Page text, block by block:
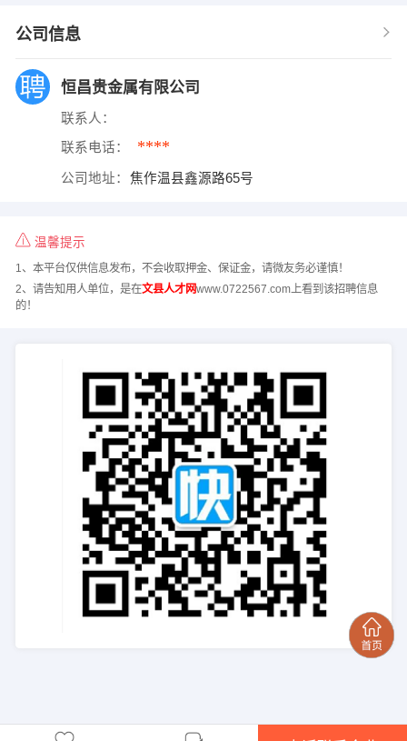
公司信息
恒昌贵金属有限公司
联系人：
联系电话： ****
公司地址： 焦作温县鑫源路65号
温馨提示
1、本平台仅供信息发布，不会收取押金、保证金，请微友务必谨慎！
2、请告知用人单位，是在文县人才网www.0722567.com上看到该招聘信息
的！